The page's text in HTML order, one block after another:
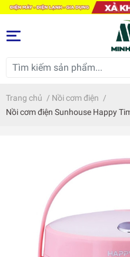
Trang chủ / Nồi cơm điện /
Nồi cơm điện Sunhouse Happy